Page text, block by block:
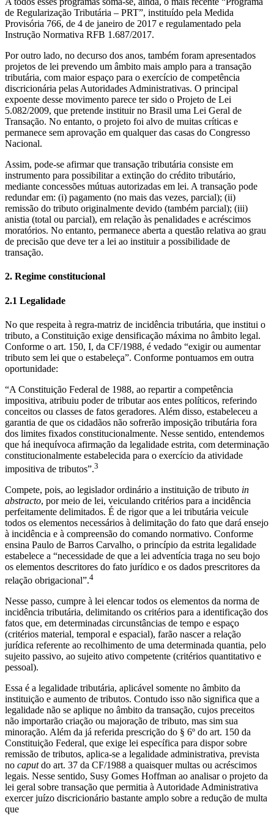
de Regularização Tributária – PRT”, instituído pela Medida
Provisória 766, de 4 de janeiro de 2017 e regulamentado pela
Instrução Normativa RFB 1.687/2017.
Por outro lado, no decurso dos anos, também foram apresentados
projetos de lei prevendo um âmbito mais amplo para a transação
tributária, com maior espaço para o exercício de competência
discricionária pelas Autoridades Administrativas. O principal
expoente desse movimento parece ter sido o Projeto de Lei
5.082/2009, que pretende instituir no Brasil uma Lei Geral de
Transação. No entanto, o projeto foi alvo de muitas críticas e
permanece sem aprovação em qualquer das casas do Congresso
Nacional.
Assim, pode-se afirmar que transação tributária consiste em
instrumento para possibilitar a extinção do crédito tributário,
mediante concessões mútuas autorizadas em lei. A transação pode
redundar em: (i) pagamento (no mais das vezes, parcial); (ii)
remissão do tributo originalmente devido (também parcial); (iii)
anistia (total ou parcial), em relação às penalidades e acréscimos
moratórios. No entanto, permanece aberta a questão relativa ao grau
de precisão que deve ter a lei ao instituir a possibilidade de
transação.
2. Regime constitucional
2.1 Legalidade
No que respeita à regra-matriz de incidência tributária, que institui o
tributo, a Constituição exige densificação máxima no âmbito legal.
Conforme o art. 150, I, da CF/1988, é vedado “exigir ou aumentar
tributo sem lei que o estabeleça”. Conforme pontuamos em outra
oportunidade:
“A Constituição Federal de 1988, ao repartir a competência
impositiva, atribuiu poder de tributar aos entes políticos, referindo
conceitos ou classes de fatos geradores. Além disso, estabeleceu a
garantia de que os cidadãos não sofrerão imposição tributária fora
dos limites fixados constitucionalmente. Nesse sentido, entendemos
que há inequívoca afirmação da legalidade estrita, com determinação
constitucionalmente estabelecida para o exercício da atividade
impositiva de tributos”.3
Compete, pois, ao legislador ordinário a instituição de tributo in
abstracto, por meio de lei, veiculando critérios para a incidência
perfeitamente delimitados. É de rigor que a lei tributária veicule
todos os elementos necessários à delimitação do fato que dará ensejo
à incidência e à compreensão do comando normativo. Conforme
ensina Paulo de Barros Carvalho, o princípio da estrita legalidade
estabelece a “necessidade de que a lei adventícia traga no seu bojo
os elementos descritores do fato jurídico e os dados prescritores da
relação obrigacional”.4
Nesse passo, cumpre à lei elencar todos os elementos da norma de
incidência tributária, delimitando os critérios para a identificação dos
fatos que, em determinadas circunstâncias de tempo e espaço
(critérios material, temporal e espacial), farão nascer a relação
jurídica referente ao recolhimento de uma determinada quantia, pelo
sujeito passivo, ao sujeito ativo competente (critérios quantitativo e
pessoal).
Essa é a legalidade tributária, aplicável somente no âmbito da
instituição e aumento de tributos. Contudo isso não significa que a
legalidade não se aplique no âmbito da transação, cujos preceitos
não importarão criação ou majoração de tributo, mas sim sua
minoração. Além da já referida prescrição do § 6º do art. 150 da
Constituição Federal, que exige lei específica para dispor sobre
remissão de tributos, aplica-se a legalidade administrativa, prevista
no caputdo art. 37 da CF/1988 a quaisquer multas ou acréscimos
legais. Nesse sentido, Susy Gomes Hoffman ao analisar o projeto da
lei geral sobre transação que permitia à Autoridade Administrativa
exercer juízo discricionário bastante amplo sobre a redução de multa
que